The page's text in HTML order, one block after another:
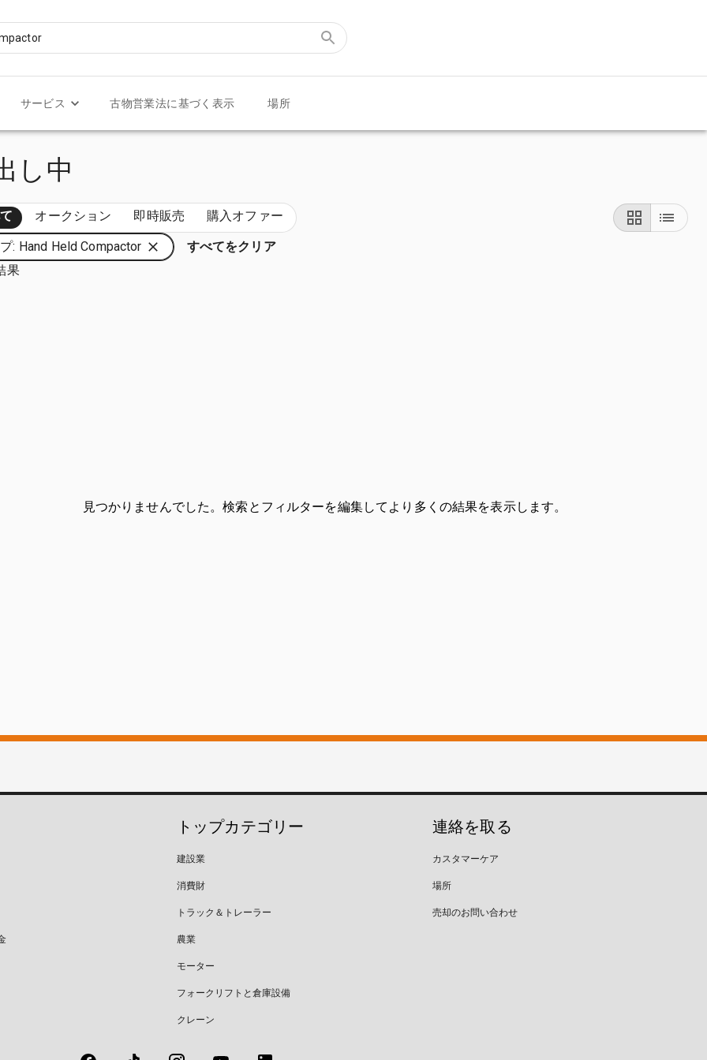
サービス 古物営業法に基づく表示 場所
し中
オークション 即時販売 購入オファー
: Hand Held Compactor
すべてをクリア
果
見つかりませんでした。検索とフィルターを編集してより多くの結果を表示します。
トップカテゴリー
建設業
消費財
トラック＆トレーラー
農業
モーター
フォークリフトと倉庫設備
クレーン
連絡を取る
カスタマーケア
場所
売却のお問い合わせ